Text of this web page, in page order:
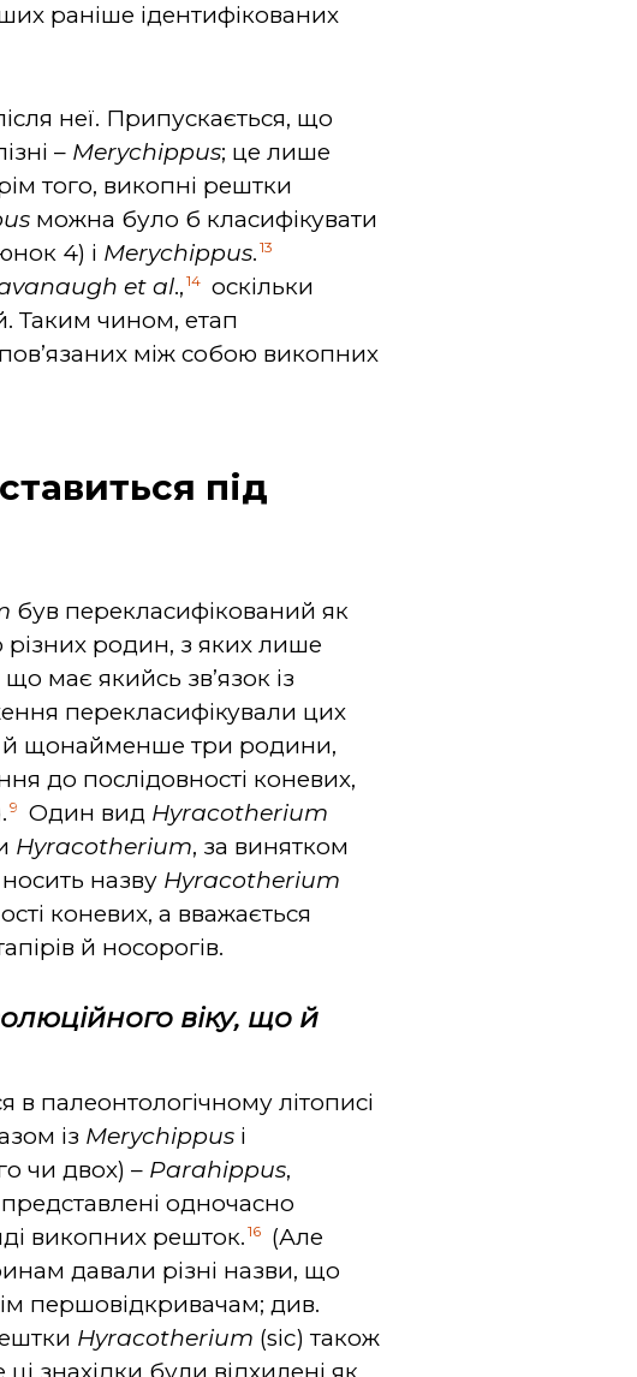
раніше ідентифікованих
неї. Припускається, що
– Merychippus; це лише
того, викопні рештки
можна було б класифікувати
4) і Merychippus. 13
et al., 14 оскільки
Таким чином, етап
між собою викопних
ставиться під
був перекласифікований як
різних родин, з яких лише
має якийсь зв’язок із
перекласифікували цих
й щонайменше три родини,
до послідовності коневих,
9 Один вид Hyracotherium
Hyracotherium, за винятком
назву Hyracotherium
коневих, а вважається
й носорогів.
віку, що й
в палеонтологічному літописі
із Merychippus і
чи двох) – Parahippus,
одночасно
викопних решток. 16
(Але
давали різні назви, що
першовідкривачам; див.
Hyracotherium (sic) також
знахідки були відхилені як